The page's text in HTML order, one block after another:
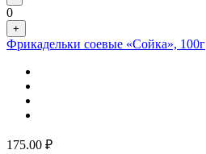
0
+
Фрикадельки соевые «Сойка», 100г
175.00 ₽